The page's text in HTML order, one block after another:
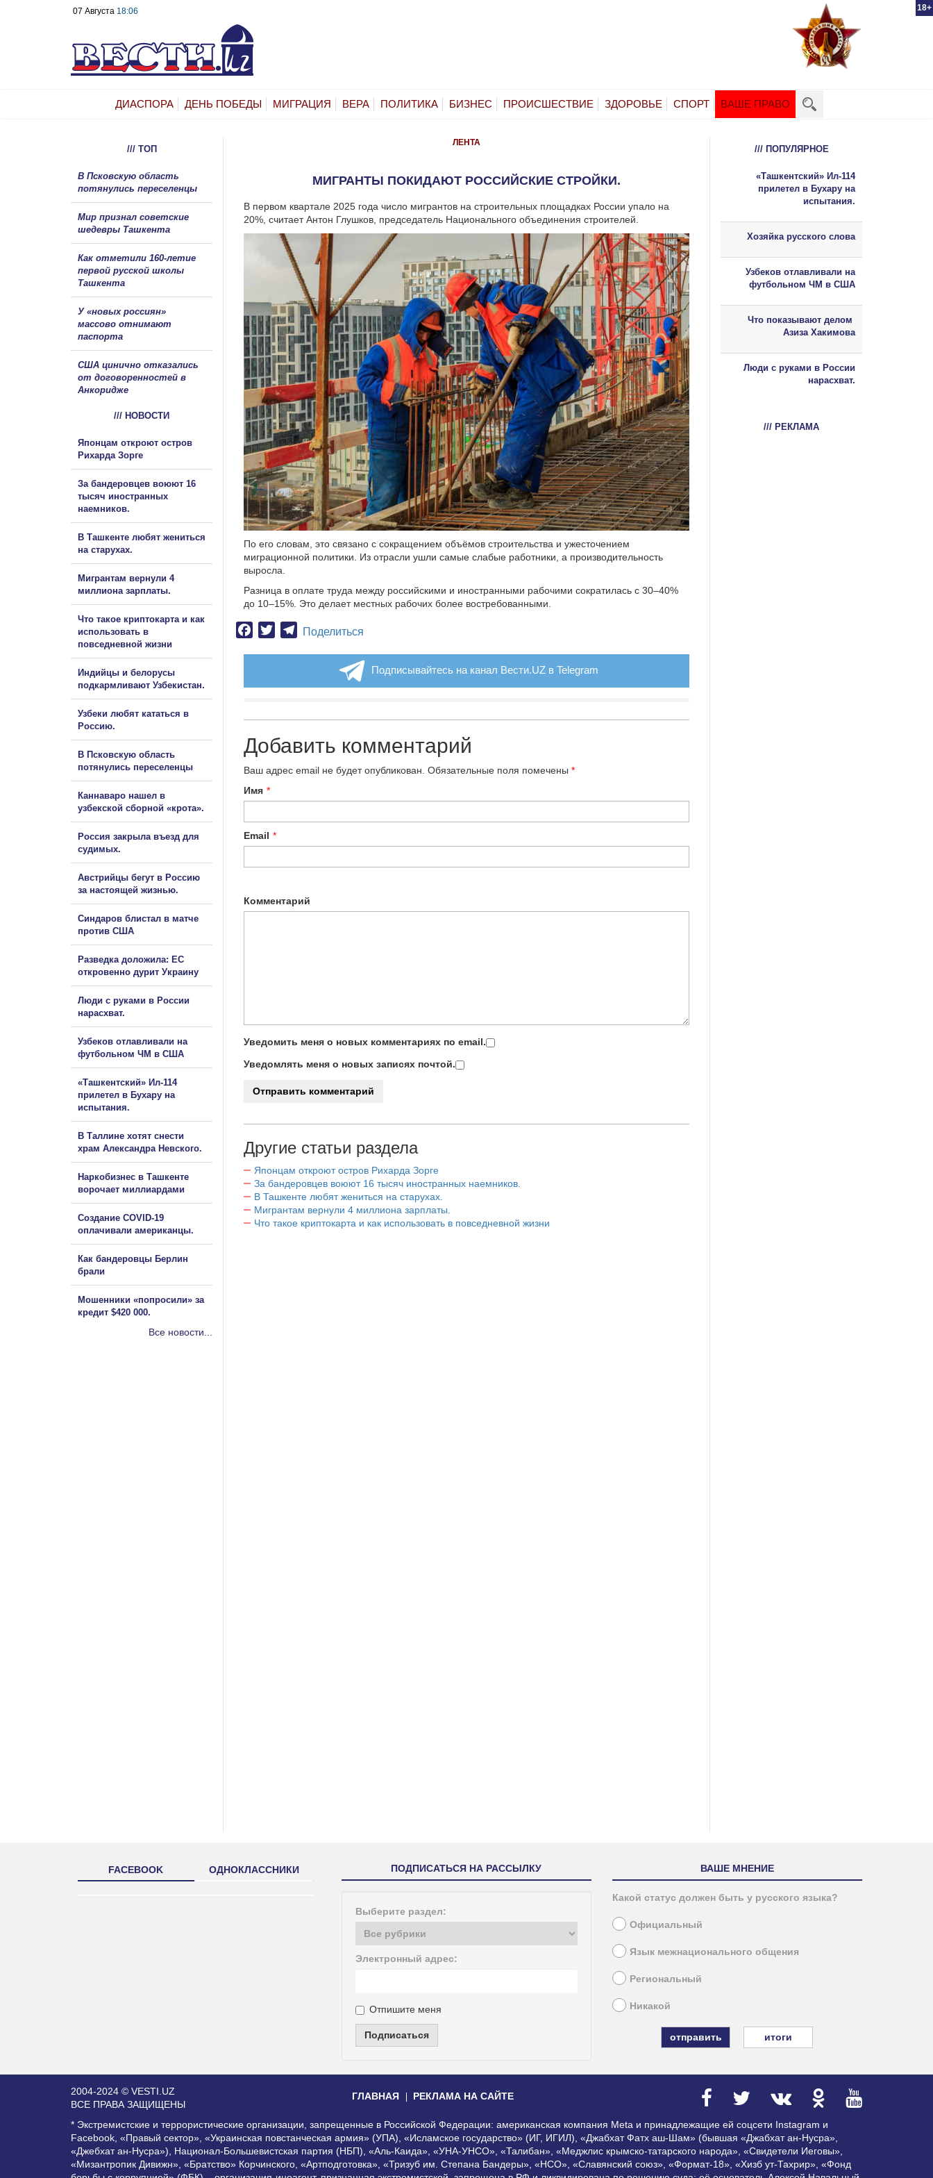
18+
07 Августа 18:06
ДИАСПОРА ДЕНЬ ПОБЕДЫ МИГРАЦИЯ ВЕРА ПОЛИТИКА БИЗНЕС ПРОИСШЕСТВИЕ ЗДОРОВЬЕ СПОРТ ВАШЕ ПРАВО
ЛЕНТА
МИГРАНТЫ ПОКИДАЮТ РОССИЙСКИЕ СТРОЙКИ.
В первом квартале 2025 года число мигрантов на строительных площадках России упало на
20%, считает Антон Глушков, председатель Национального объединения строителей.
По его словам, это связано с сокращением объёмов строительства и ужесточением
миграционной политики. Из отрасли ушли самые слабые работники, а производительность
выросла.
Разница в оплате труда между российскими и иностранными рабочими сократилась с 30–40%
до 10–15%. Это делает местных рабочих более востребованными.
Facebook
TwitterTelegram
Поделиться
Подписывайтесь на канал Вести.UZ в Telegram
Добавить комментарий
Ваш адрес email не будет опубликован. Обязательные поля помечены *
Имя *
Email *
Комментарий
Уведомить меня о новых комментариях по email.
Уведомлять меня о новых записях почтой.
Другие статьи раздела
Японцам откроют остров Рихарда Зорге
За бандеровцев воюют 16 тысяч иностранных наемников.
В Ташкенте любят жениться на старухах.
Мигрантам вернули 4 миллиона зарплаты.
Что такое криптокарта и как использовать в повседневной жизни
/// ТОП
В Псковскую область
потянулись переселенцы
Мир признал советские
шедевры Ташкента
Как отметили 160-летие
первой русской школы
Ташкента
У «новых россиян»
массово отнимают
паспорта
США цинично отказались
от договоренностей в
Анкоридже
/// НОВОСТИ
Японцам откроют остров
Рихарда Зорге
За бандеровцев воюют 16
тысяч иностранных
наемников.
В Ташкенте любят жениться
на старухах.
Мигрантам вернули 4
миллиона зарплаты.
Что такое криптокарта и как
использовать в
повседневной жизни
Индийцы и белорусы
подкармливают Узбекистан.
Узбеки любят кататься в
Россию.
В Псковскую область
потянулись переселенцы
Каннаваро нашел в
узбекской сборной «крота».
Россия закрыла въезд для
судимых.
Австрийцы бегут в Россию
за настоящей жизнью.
Синдаров блистал в матче
против США
Разведка доложила: ЕС
откровенно дурит Украину
Люди с руками в России
нарасхват.
Узбеков отлавливали на
футбольном ЧМ в США
«Ташкентский» Ил-114
прилетел в Бухару на
испытания.
В Таллине хотят снести
храм Александра Невского.
Наркобизнес в Ташкенте
ворочает миллиардами
Создание COVID-19
оплачивали американцы.
Как бандеровцы Берлин
брали
Мошенники «попросили» за
кредит $420 000.
Все новости...
/// ПОПУЛЯРНОЕ
«Ташкентский» Ил-114
прилетел в Бухару на
испытания.
Хозяйка русского слова
Узбеков отлавливали на
футбольном ЧМ в США
Что показывают делом
Азиза Хакимова
Люди с руками в России
нарасхват.
/// РЕКЛАМА
FACEBOOK ОДНОКЛАССНИКИ ПОДПИСАТЬСЯ НА РАССЫЛКУ
Выберите раздел:
Электронный адрес:
Отпишите меня
Подписаться
ВАШЕ МНЕНИЕ
Какой статус должен быть у русского языка?
Официальный
Язык межнационального общения
Региональный
Никакой
итоги
2004-2024 © VESTI.UZ
ВСЕ ПРАВА ЗАЩИЩЕНЫ
ГЛАВНАЯ РЕКЛАМА НА САЙТЕ
* Экстремистские и террористические организации, запрещенные в Российской Федерации: американская компания Meta и принадлежащие ей соцсети Instagram и
Facebook, «Правый сектор», «Украинская повстанческая армия» (УПА), «Исламское государство» (ИГ, ИГИЛ), «Джабхат Фатх аш-Шам» (бывшая «Джабхат ан-Нусра»,
«Джебхат ан-Нусра»), Национал-Большевистская партия (НБП), «Аль-Каида», «УНА-УНСО», «Талибан», «Меджлис крымско-татарского народа», «Свидетели Иеговы»,
«Мизантропик Дивижн», «Братство» Корчинского, «Артподготовка», «Тризуб им. Степана Бандеры», «НСО», «Славянский союз», «Формат-18», «Хизб ут-Тахрир», «Фонд